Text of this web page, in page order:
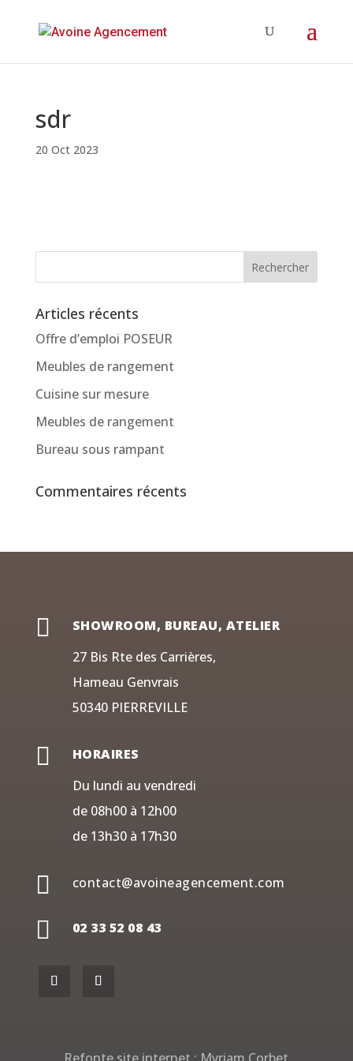
sdr
20 Oct 2023
Articles récents
Offre d’emploi POSEUR
Meubles de rangement
Cuisine sur mesure
Meubles de rangement
Bureau sous rampant
Commentaires récents

SHOWROOM, BUREAU, ATELIER
27 Bis Rte des Carrières,
Hameau Genvrais
50340 PIERREVILLE

HORAIRES
Du lundi au vendredi
de 08h00 à 12h00
de 13h30 à 17h30
 contact@avoineagencement.com
 02 33 52 08 43